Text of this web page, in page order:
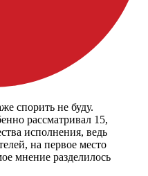
спорить не буду.
рассматривал 15,
исполнения, ведь
на первое место
мнение разделилось